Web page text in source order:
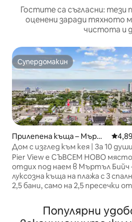
Гостите са съгласни: тези
оценени заради тяхното
чистота и
Супердомакин
Супердомакин
Прилепена къща – Мъртл
е Бийч
Дом с изглед към кея | За 10
Подходящ за домашни любимци
Pier View е СЪВСЕМ НОВО
отдих под наем в Мъртъл Бийч
луксозна къща на плажа с 3
2,5 бани, само на 2,5 пресечки от
дом, в който могат да се
10 души и са позволени домашни
Популярни